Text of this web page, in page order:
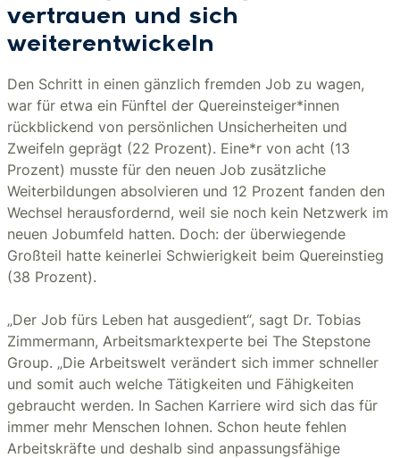
vertrauen und sich
weiterentwickeln
Den Schritt in einen gänzlich fremden Job zu wagen,
war für etwa ein Fünftel der Quereinsteiger*innen
rückblickend von persönlichen Unsicherheiten und
Zweifeln geprägt (22 Prozent). Eine*r von acht (13
Prozent) musste für den neuen Job zusätzliche
Weiterbildungen absolvieren und 12 Prozent fanden den
Wechsel herausfordernd, weil sie noch kein Netzwerk im
neuen Jobumfeld hatten. Doch: der überwiegende
Großteil hatte keinerlei Schwierigkeit beim Quereinstieg
(38 Prozent).
„Der Job fürs Leben hat ausgedient“, sagt Dr. Tobias
Zimmermann, Arbeitsmarktexperte bei The Stepstone
Group. „Die Arbeitswelt verändert sich immer schneller
und somit auch welche Tätigkeiten und Fähigkeiten
gebraucht werden. In Sachen Karriere wird sich das für
immer mehr Menschen lohnen. Schon heute fehlen
Arbeitskräfte und deshalb sind anpassungsfähige